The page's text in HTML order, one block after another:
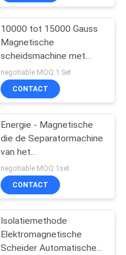
50 60 Hz
10000 tot 15000 Gauss
Magnetische
scheidsmachine met
circulerende werking
Ideaal voor de
keramische industrie
negotiable MOQ:1 Set
CONTACT
Energie - Magnetische
die de Separatormachine
van het
besparingspoeder met
Vibrator 380VAC voor de
geneeskundepoeder van
porseleinaardeveldspaat
wordt ingevoerd
negotiable MOQ:1set
CONTACT
Isolatiemethode
Elektromagnetische
Scheider Automatische